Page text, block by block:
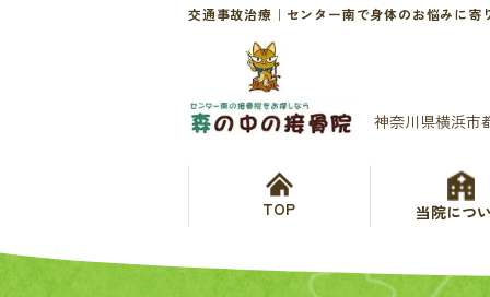
交通事故治療｜センター南で身体のお悩みに寄
神奈川県横浜市
TOP 当院につ